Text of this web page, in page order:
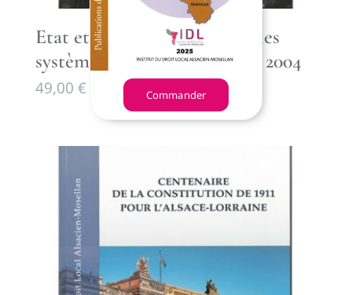
Etat et religion en Europe : les
systèmes de reconnaissance, 2004
49,00 € Commander